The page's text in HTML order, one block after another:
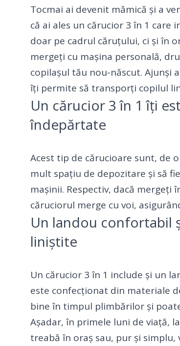
Tocmai ai devenit mămică și a
că ai ales un cărucior 3 în 1 care
doar pe cadrul căruțului, ci și în
mergeți cu mașina personală,
copilașul tău nou-născut. Ajunși
îți permite să transporți copilul
Un cărucior 3 în 1 îți
îndepărtate
Acest tip de cărucioare sunt, de
mult spațiu de depozitare și să
mașinii. Respectiv, dacă mergeți
căruciorul merge cu voi,
Un landou confortabil
liniștite
Un cărucior 3 în 1 include și un
este confecționat din materiale
bine în timpul plimbărilor și
Așadar, în primele luni de viață,
treabă în oraș sau, pur și simplu,